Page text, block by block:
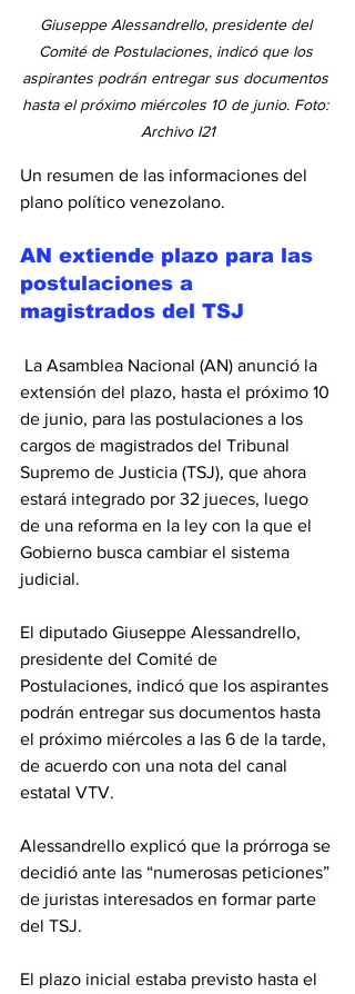
Giuseppe Alessandrello, presidente del
Comité de Postulaciones, indicó que los
aspirantes podrán entregar sus documentos
hasta el próximo miércoles 10 de junio. Foto:
Archivo I21
Un resumen de las informaciones del
plano político venezolano.
AN extiende plazo para las
postulaciones a
magistrados del TSJ
La Asamblea Nacional (AN) anunció la
extensión del plazo, hasta el próximo 10
de junio, para las postulaciones a los
cargos de magistrados del Tribunal
Supremo de Justicia (TSJ), que ahora
estará integrado por 32 jueces, luego
de una reforma en la ley con la que el
Gobierno busca cambiar el sistema
judicial.
El diputado Giuseppe Alessandrello,
presidente del Comité de
Postulaciones, indicó que los aspirantes
podrán entregar sus documentos hasta
el próximo miércoles a las 6 de la tarde,
de acuerdo con una nota del canal
estatal VTV.
Alessandrello explicó que la prórroga se
decidió ante las “numerosas peticiones”
de juristas interesados en formar parte
del TSJ.
El plazo inicial estaba previsto hasta el